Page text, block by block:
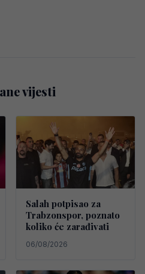
vijesti
Salah potpisao za
Trabzonspor, poznato
koliko će zarađivati
06/08/2026